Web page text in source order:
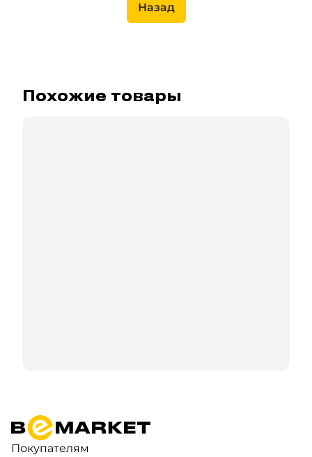
Назад
Похожие товары
Покупателям